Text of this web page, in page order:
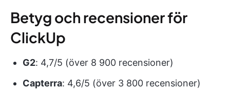
Betyg och recensioner för
ClickUp
G2: 4,7/5 (över 8 900 recensioner)
Capterra: 4,6/5 (över 3 800 recensioner)